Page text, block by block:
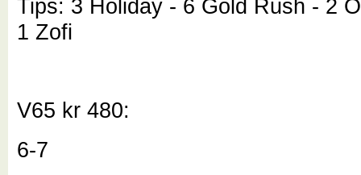
Tips: 3 Holiday - 6 Gold Rush - 2
1 Zofi
V65 kr 480:
6-7